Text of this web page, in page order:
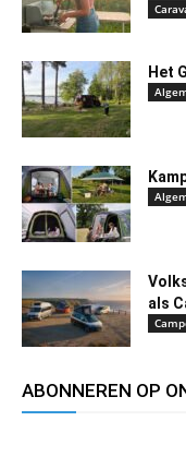
Het
als
ABONNEREN OP